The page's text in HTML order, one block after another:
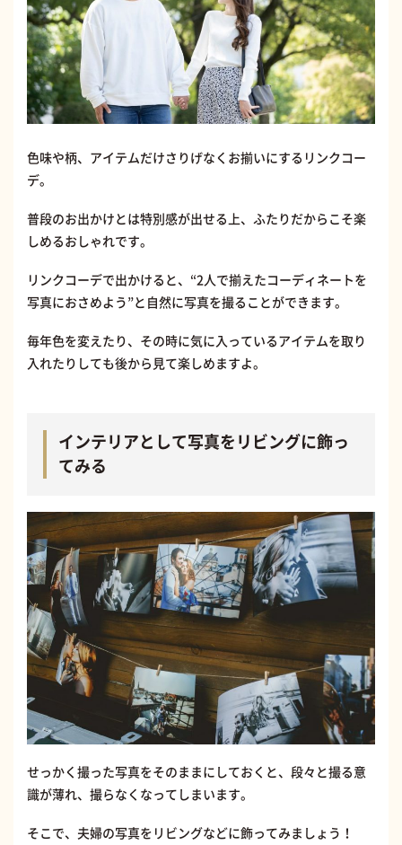
色味や柄、アイテムだけさりげなくお揃いにするリンクコー
デ。
普段のお出かけとは特別感が出せる上、ふたりだからこそ楽
しめるおしゃれです。
リンクコーデで出かけると、“2人で揃えたコーディネートを
写真におさめよう”と自然に写真を撮ることができます。
毎年色を変えたり、その時に気に入っているアイテムを取り
入れたりしても後から見て楽しめますよ。
インテリアとして写真をリビングに飾っ
てみる
せっかく撮った写真をそのままにしておくと、段々と撮る意
識が薄れ、撮らなくなってしまいます。
そこで、夫婦の写真をリビングなどに飾ってみましょう！